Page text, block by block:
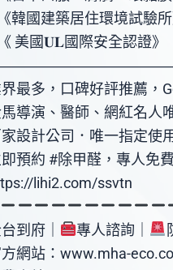
韓國建築居住環境試驗所
美國𝐔𝐋國際安全認證》
最多，口碑好評推薦，
導演、醫師、網紅名人
設計公司．唯一指定使
預約 #除甲醛，專人免
lihi2.com/ssvtn
到府｜ 專人諮詢｜
網站：www.mha-